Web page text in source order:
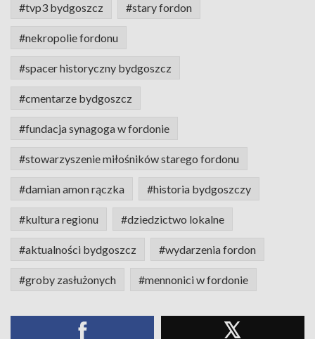
#tvp3 bydgoszcz #stary fordon
#nekropolie fordonu
#spacer historyczny bydgoszcz
#cmentarze bydgoszcz
#fundacja synagoga w fordonie
#stowarzyszenie miłośników starego fordonu
#damian amon rączka #historia bydgoszczy
#kultura regionu #dziedzictwo lokalne
#aktualności bydgoszcz #wydarzenia fordon
#groby zasłużonych #mennonici w fordonie